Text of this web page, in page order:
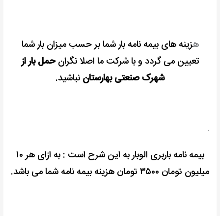
هزینه های بیمه نامه بار شما بر حسب میزان بار شما
تعیین می گردد و با شرکت ما اصلا نگرانحمل بار از
شهرک صنعتی بهارستان نباشید.
.
بیمه نامه باربری الوبار به این شرح است : به ازای هر ۱۰
میلیون تومان ۳۵۰۰ تومان هزینه بیمه نامه شما می باشد.